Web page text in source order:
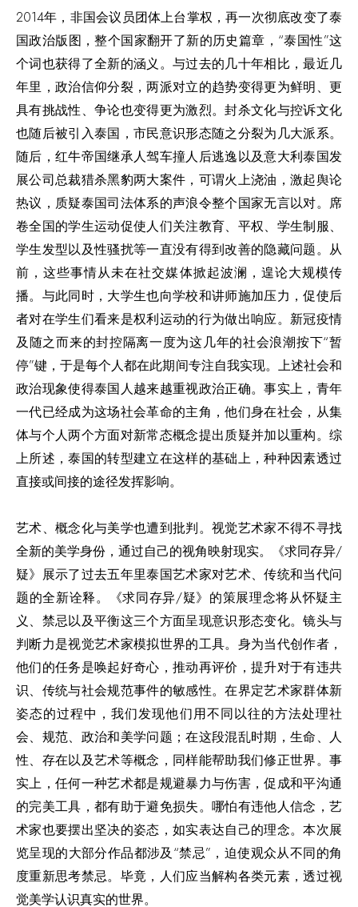
2014年，非国会议员团体上台掌权，再一次彻底改变了泰
国政治版图，整个国家翻开了新的历史篇章，“泰国性”这
个词也获得了全新的涵义。与过去的几十年相比，最近几
年里，政治信仰分裂，两派对立的趋势变得更为鲜明、更
具有挑战性、争论也变得更为激烈。封杀文化与控诉文化
也随后被引入泰国，市民意识形态随之分裂为几大派系。
随后，红牛帝国继承人驾车撞人后逃逸以及意大利泰国发
展公司总裁猎杀黑豹两大案件，可谓火上浇油，激起舆论
热议，质疑泰国司法体系的声浪令整个国家无言以对。席
卷全国的学生运动促使人们关注教育、平权、学生制服、
学生发型以及性骚扰等一直没有得到改善的隐藏问题。从
前，这些事情从未在社交媒体掀起波澜，遑论大规模传
播。与此同时，大学生也向学校和讲师施加压力，促使后
者对在学生们看来是权利运动的行为做出响应。新冠疫情
及随之而来的封控隔离一度为这几年的社会浪潮按下“暂
停”键，于是每个人都在此期间专注自我实现。上述社会和
政治现象使得泰国人越来越重视政治正确。事实上，青年
一代已经成为这场社会革命的主角，他们身在社会，从集
体与个人两个方面对新常态概念提出质疑并加以重构。综
上所述，泰国的转型建立在这样的基础上，种种因素透过
直接或间接的途径发挥影响。
艺术、概念化与美学也遭到批判。视觉艺术家不得不寻找
全新的美学身份，通过自己的视角映射现实。《求同存异/
疑》展示了过去五年里泰国艺术家对艺术、传统和当代问
题的全新诠释。《求同存异/疑》的策展理念将从怀疑主
义、禁忌以及平衡这三个方面呈现意识形态变化。镜头与
判断力是视觉艺术家模拟世界的工具。身为当代创作者，
他们的任务是唤起好奇心，推动再评价，提升对于有违共
识、传统与社会规范事件的敏感性。在界定艺术家群体新
姿态的过程中，我们发现他们用不同以往的方法处理社
会、规范、政治和美学问题；在这段混乱时期，生命、人
性、存在以及艺术等概念，同样能帮助我们修正世界。事
实上，任何一种艺术都是规避暴力与伤害，促成和平沟通
的完美工具，都有助于避免损失。哪怕有违他人信念，艺
术家也要摆出坚决的姿态，如实表达自己的理念。本次展
览呈现的大部分作品都涉及“禁忌”，迫使观众从不同的角
度重新思考禁忌。毕竟，人们应当解构各类元素，透过视
觉美学认识真实的世界。